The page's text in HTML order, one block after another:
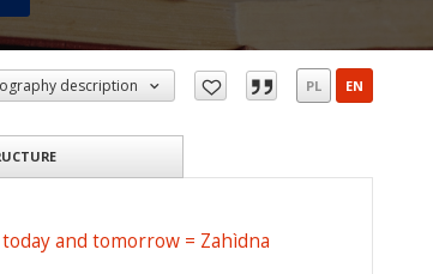
description PL EN
and tomorrow = Zahìdna